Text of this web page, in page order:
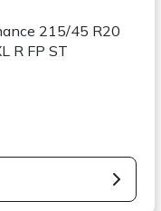
215/45 R20
R FP ST